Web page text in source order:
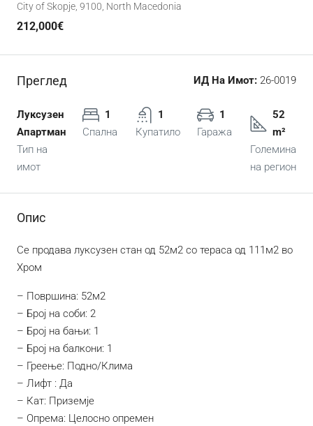
City of Skopje, 9100, North Macedonia
212,000€
Преглед ИД На Имот: 26-0019
Луксузен
Апартман
Тип на
имот
1
Спална
1
Купатило
1
Гаража
52
m²
Големина
на регион
Опис
Се продава луксузен стан од 52м2 со тераса од 111м2 во
Хром
– Површина: 52м2
– Број на соби: 2
– Број на бањи: 1
– Број на балкони: 1
– Греење: Подно/Клима
– Лифт : Да
– Кат: Приземје
– Опрема: Целосно опремен